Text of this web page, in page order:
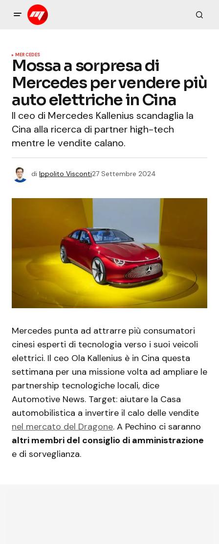
MERCEDES
Mossa a sorpresa di
Mercedes per vendere più
auto elettriche in Cina
Il ceo di Mercedes Kallenius scandaglia la
Cina alla ricerca di partner high-tech
mentre le vendite calano.
di Ippolito Visconti27 Settembre 2024
Mercedes punta ad attrarre più consumatori
cinesi esperti di tecnologia verso i suoi veicoli
elettrici. Il ceo Ola Kallenius è in Cina questa
settimana per una missione volta ad ampliare le
partnership tecnologiche locali, dice
Automotive News. Target: aiutare la Casa
automobilistica a invertire il calo delle vendite
nel mercato del Dragone. A Pechino ci saranno
altri membri del consiglio di amministrazione
e di sorveglianza.